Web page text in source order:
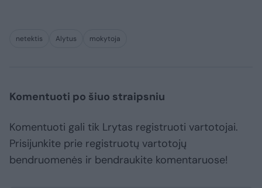
netektis Alytus mokytoja
Komentuoti po šiuo straipsniu
Komentuoti gali tik Lrytas registruoti vartotojai.
Prisijunkite prie registruotų vartotojų
bendruomenės ir bendraukite komentaruose!